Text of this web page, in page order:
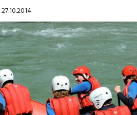
27.10.2014